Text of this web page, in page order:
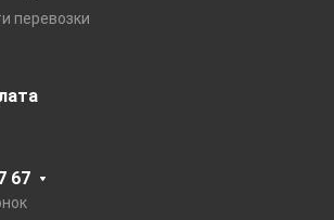
перевозки
67